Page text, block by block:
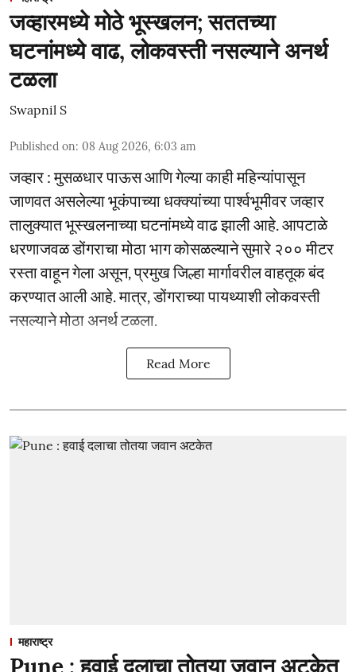
जव्हारमध्ये मोठे भूस्खलन; सततच्या
घटनांमध्ये वाढ, लोकवस्ती नसल्याने अनर्थ
टळला
Swapnil S
Published on: 08 Aug 2026, 6:03 am
जव्हार : मुसळधार पाऊस आणि गेल्या काही महिन्यांपासून
जाणवत असलेल्या भूकंपाच्या धक्क्यांच्या पार्श्वभूमीवर जव्हार
तालुक्यात भूस्खलनाच्या घटनांमध्ये वाढ झाली आहे. आपटाळे
धरणाजवळ डोंगराचा मोठा भाग कोसळल्याने सुमारे २०० मीटर
रस्ता वाहून गेला असून, प्रमुख जिल्हा मार्गावरील वाहतूक बंद
करण्यात आली आहे. मात्र, डोंगराच्या पायथ्याशी लोकवस्ती
नसल्याने मोठा अनर्थ टळला.
Read More
महाराष्ट्र